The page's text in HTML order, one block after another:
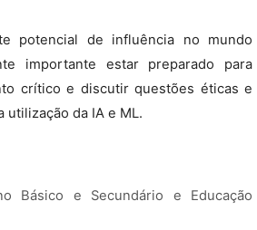
potencial de influência no mundo
importante estar preparado para
crítico e discutir questões éticas e
da IA e ML.
Básico e Secundário e Educação